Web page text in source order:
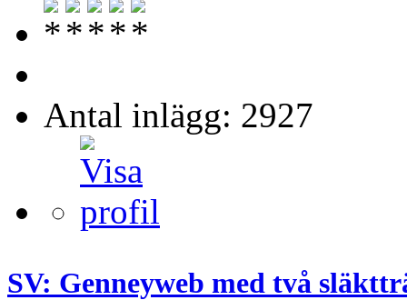
Antal inlägg: 2927
SV: Genneyweb med två